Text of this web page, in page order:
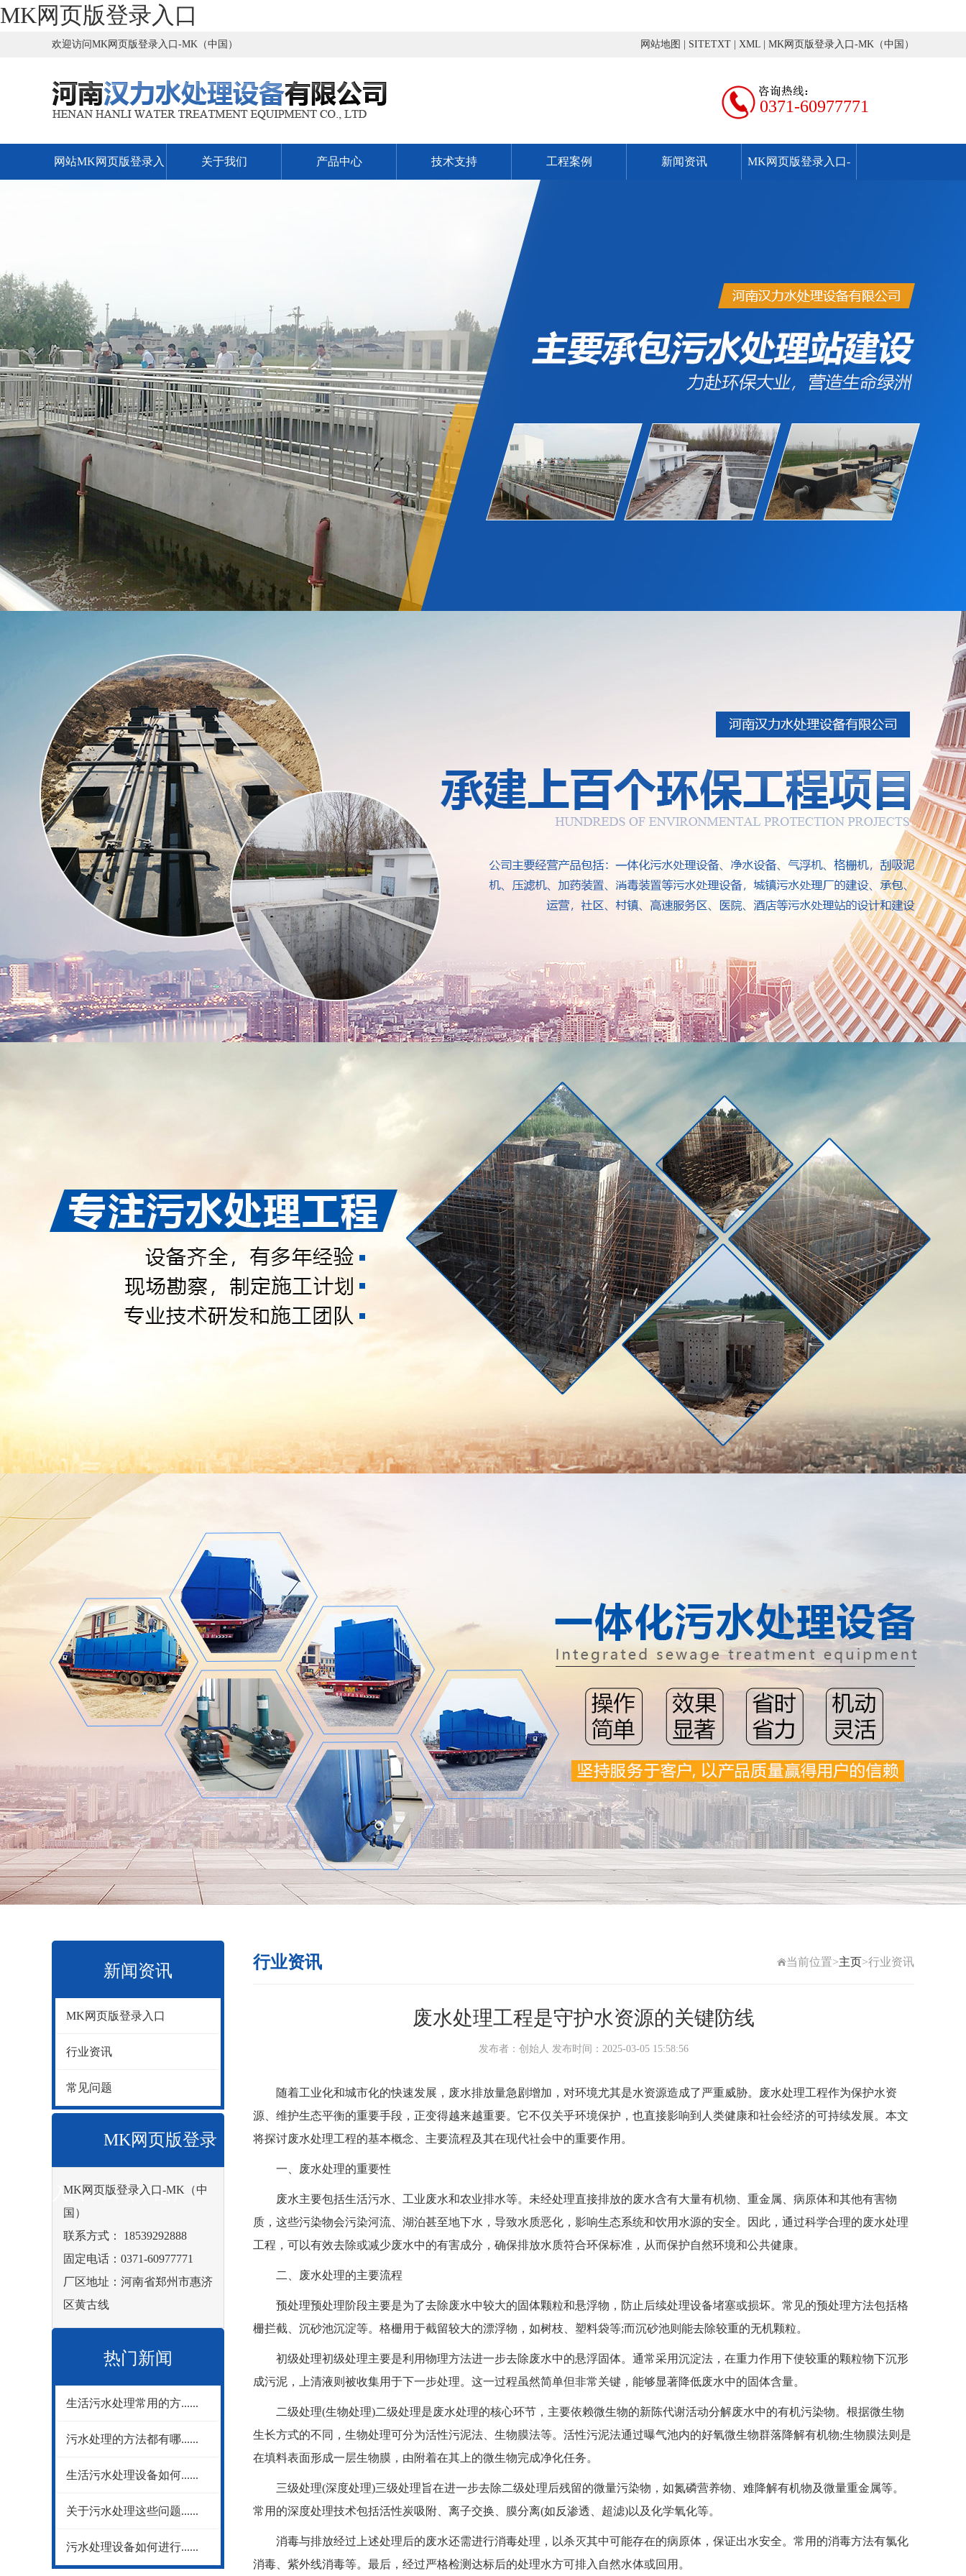
MK网页版登录入口
欢迎访问MK网页版登录入口-MK（中国） 网站地图 SITETXT XML MK网页版登录入口-MK（中国）
0371-60977771
网站MK网页版登录入 关于我们 产品中心 技术支持 工程案例 新闻资讯 MK网页版登录入口-
新闻资讯
MK网页版登录入口
行业资讯
常见问题
MK网页版登录
入口-MK（中国）
MK网页版登录入口-MK（中
国）
联系方式： 18539292888
固定电话：0371-60977771
厂区地址：河南省郑州市惠济
区黄古线
热门新闻
生活污水处理常用的方......
污水处理的方法都有哪......
生活污水处理设备如何......
关于污水处理这些问题......
污水处理设备如何进行......
行业资讯 当前位置>主页>行业资讯
废水处理工程是守护水资源的关键防线
发布者：创始人 发布时间：2025-03-05 15:58:56
随着工业化和城市化的快速发展，废水排放量急剧增加，对环境尤其是水资源造成了严重威胁。废水处理工程作为保护水资
源、维护生态平衡的重要手段，正变得越来越重要。它不仅关乎环境保护，也直接影响到人类健康和社会经济的可持续发展。本文
将探讨废水处理工程的基本概念、主要流程及其在现代社会中的重要作用。
一、废水处理的重要性
废水主要包括生活污水、工业废水和农业排水等。未经处理直接排放的废水含有大量有机物、重金属、病原体和其他有害物
质，这些污染物会污染河流、湖泊甚至地下水，导致水质恶化，影响生态系统和饮用水源的安全。因此，通过科学合理的废水处理
工程，可以有效去除或减少废水中的有害成分，确保排放水质符合环保标准，从而保护自然环境和公共健康。
二、废水处理的主要流程
预处理预处理阶段主要是为了去除废水中较大的固体颗粒和悬浮物，防止后续处理设备堵塞或损坏。常见的预处理方法包括格
栅拦截、沉砂池沉淀等。格栅用于截留较大的漂浮物，如树枝、塑料袋等;而沉砂池则能去除较重的无机颗粒。
初级处理初级处理主要是利用物理方法进一步去除废水中的悬浮固体。通常采用沉淀法，在重力作用下使较重的颗粒物下沉形
成污泥，上清液则被收集用于下一步处理。这一过程虽然简单但非常关键，能够显著降低废水中的固体含量。
二级处理(生物处理)二级处理是废水处理的核心环节，主要依赖微生物的新陈代谢活动分解废水中的有机污染物。根据微生物
生长方式的不同，生物处理可分为活性污泥法、生物膜法等。活性污泥法通过曝气池内的好氧微生物群落降解有机物;生物膜法则是
在填料表面形成一层生物膜，由附着在其上的微生物完成净化任务。
三级处理(深度处理)三级处理旨在进一步去除二级处理后残留的微量污染物，如氮磷营养物、难降解有机物及微量重金属等。
常用的深度处理技术包括活性炭吸附、离子交换、膜分离(如反渗透、超滤)以及化学氧化等。
消毒与排放经过上述处理后的废水还需进行消毒处理，以杀灭其中可能存在的病原体，保证出水安全。常用的消毒方法有氯化
消毒、紫外线消毒等。最后，经过严格检测达标后的处理水方可排入自然水体或回用。